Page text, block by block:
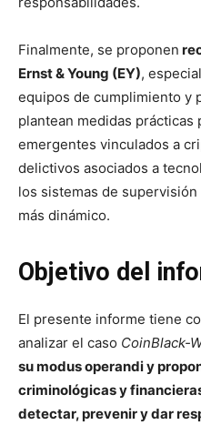
Finalmente, se proponen
Ernst & Young (EY),
equipos de cumplimiento y
plantean medidas
emergentes vinculados a
delictivos asociados a
los sistemas de
más dinámico.
Objetivo del
El presente informe tiene
analizar el caso CoinBlack-
su modus operandi y
criminológicas y
detectar, prevenir y dar